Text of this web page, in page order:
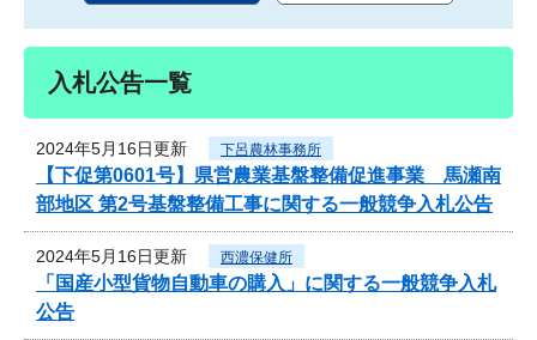
入札公告一覧
2024年5月16日更新 下呂農林事務所
【下促第0601号】県営農業基盤整備促進事業 馬瀬南
部地区 第2号基盤整備工事に関する一般競争入札公告
2024年5月16日更新 西濃保健所
「国産小型貨物自動車の購入」に関する一般競争入札
公告